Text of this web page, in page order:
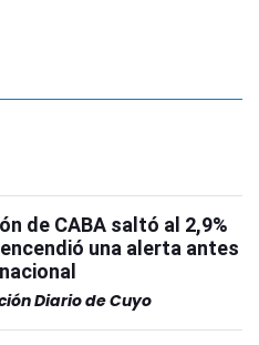
de CABA saltó al 2,9%
una alerta antes
Diario de Cuyo